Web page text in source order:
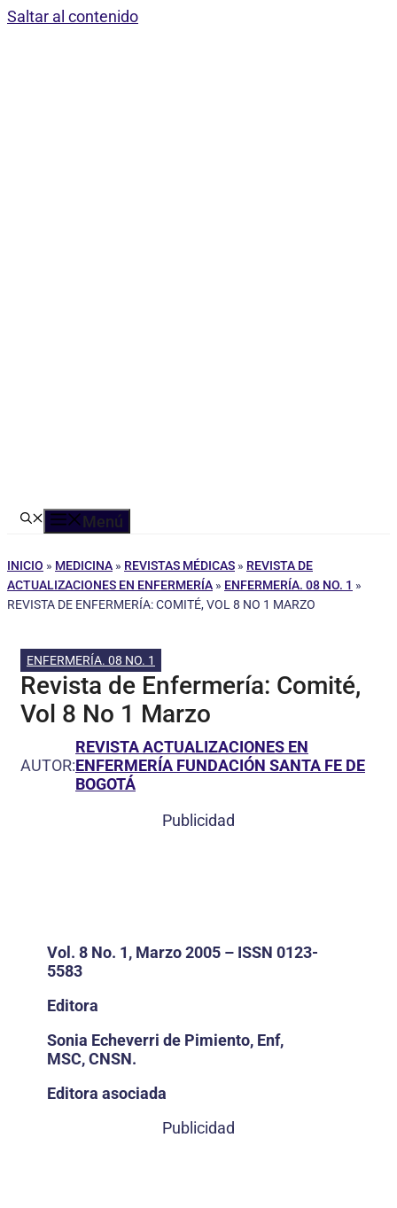
Saltar al contenido
Menú
INICIO » MEDICINA » REVISTAS MÉDICAS » REVISTA DE
ACTUALIZACIONES EN ENFERMERÍA » ENFERMERÍA. 08 NO. 1 »
REVISTA DE ENFERMERÍA: COMITÉ, VOL 8 NO 1 MARZO
ENFERMERÍA. 08 NO. 1
Revista de Enfermería: Comité,
Vol 8 No 1 Marzo
AUTOR:
REVISTA ACTUALIZACIONES EN
ENFERMERÍA FUNDACIÓN SANTA FE DE
BOGOTÁ
Publicidad
Vol. 8 No. 1, Marzo 2005 – ISSN 0123-
5583
Editora
Sonia Echeverri de Pimiento, Enf,
MSC, CNSN.
Editora asociada
Publicidad